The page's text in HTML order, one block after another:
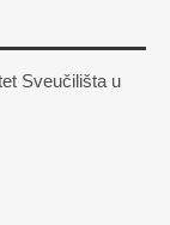
Sveučilišta u